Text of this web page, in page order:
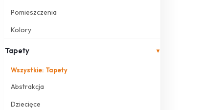
Pomieszczenia
Kolory
Tapety ▾
Wszystkie: Tapety
Abstrakcja
Dziecięce